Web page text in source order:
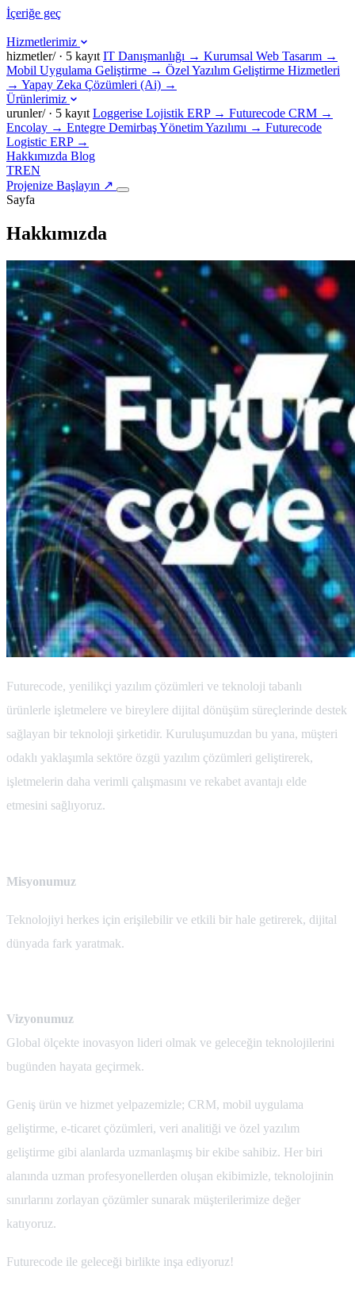
İçeriğe geç
Hizmetlerimiz
hizmetler/ · 5 kayıt IT Danışmanlığı → Kurumsal Web Tasarım →
Mobil Uygulama Geliştirme → Özel Yazılım Geliştirme Hizmetleri
→ Yapay Zeka Çözümleri (Ai) →
Ürünlerimiz
urunler/ · 5 kayıt Loggerise Lojistik ERP → Futurecode CRM →
Encolay → Entegre Demirbaş Yönetim Yazılımı → Futurecode
Logistic ERP →
Hakkımızda Blog
TREN
Projenize Başlayın ↗
Sayfa
Hakkımızda
Futurecode, yenilikçi yazılım çözümleri ve teknoloji tabanlı
ürünlerle işletmelere ve bireylere dijital dönüşüm süreçlerinde destek
sağlayan bir teknoloji şirketidir. Kuruluşumuzdan bu yana, müşteri
odaklı yaklaşımla sektöre özgü yazılım çözümleri geliştirerek,
işletmelerin daha verimli çalışmasını ve rekabet avantajı elde
etmesini sağlıyoruz.
Misyonumuz
Teknolojiyi herkes için erişilebilir ve etkili bir hale getirerek, dijital
dünyada fark yaratmak.
Vizyonumuz
Global ölçekte inovasyon lideri olmak ve geleceğin teknolojilerini
bugünden hayata geçirmek.
Geniş ürün ve hizmet yelpazemizle; CRM, mobil uygulama
geliştirme, e-ticaret çözümleri, veri analitiği ve özel yazılım
geliştirme gibi alanlarda uzmanlaşmış bir ekibe sahibiz. Her biri
alanında uzman profesyonellerden oluşan ekibimizle, teknolojinin
sınırlarını zorlayan çözümler sunarak müşterilerimize değer
katıyoruz.
Futurecode ile geleceği birlikte inşa ediyoruz!